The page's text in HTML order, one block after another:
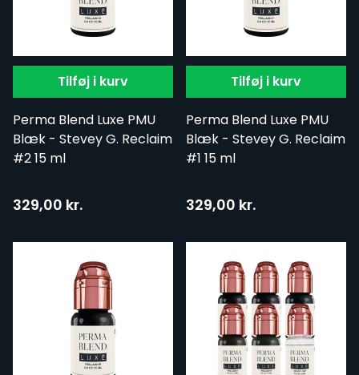
Tilføj i kurv
Perma Blend Luxe PMU
Blæk - Stevey G. Reclaim
#2 15 ml
329,00 kr.
Tilføj i kurv
Perma Blend Luxe PMU
Blæk - Stevey G. Reclaim
#1 15 ml
329,00 kr.